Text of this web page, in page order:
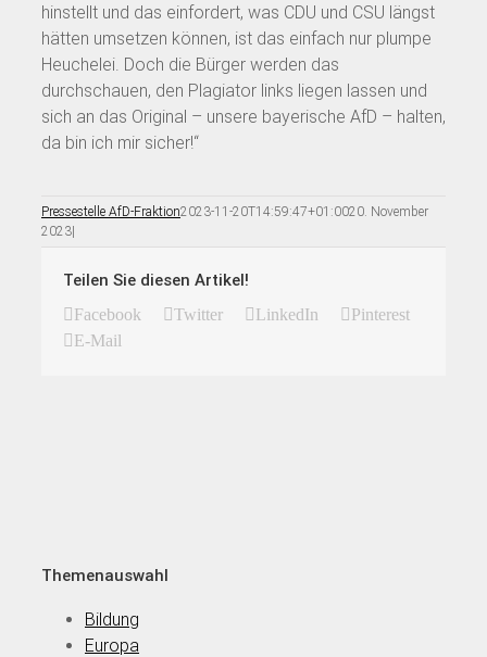
hinstellt und das einfordert, was CDU und CSU längst
hätten umsetzen können, ist das einfach nur plumpe
Heuchelei. Doch die Bürger werden das
durchschauen, den Plagiator links liegen lassen und
sich an das Original – unsere bayerische AfD – halten,
da bin ich mir sicher!“
Pressestelle AfD-Fraktion2023-11-20T14:59:47+01:0020. November
2023|
Teilen Sie diesen Artikel!
Facebook Twitter LinkedIn
Pinterest
E-Mail
Themenauswahl
Bildung
Europa